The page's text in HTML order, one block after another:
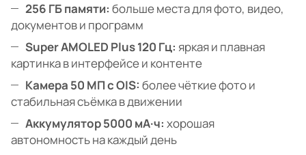
256 ГБ памяти: больше места для фото, видео,
документов и программ
Super AMOLED Plus 120 Гц: яркая и плавная
картинка в интерфейсе и контенте
Камера 50 МП с OIS: более чёткие фото и
стабильная съёмка в движении
Аккумулятор 5000 мА·ч: хорошая
автономность на каждый день